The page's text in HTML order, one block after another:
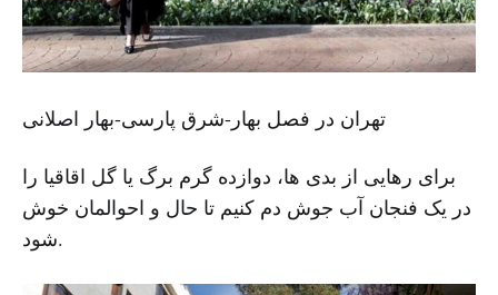
تهران در فصل بهار-شرق پارسی-بهار اصلانی
برای رهایی از بدی ها، دوازده گرم برگ یا گل اقاقیا را
در یک فنجان آب جوش دم کنیم تا حال و احوالمان خوش
شود.